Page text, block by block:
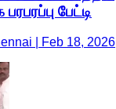
பேட்டி
| Feb 18, 2026